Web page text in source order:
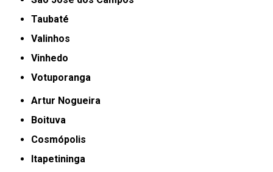
Taubaté
Valinhos
Vinhedo
Votuporanga
Artur Nogueira
Boituva
Cosmópolis
Itapetininga